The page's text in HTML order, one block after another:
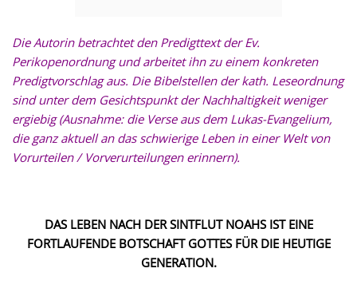
Die Autorin betrachtet den Predigttext der Ev.
Perikopenordnung und arbeitet ihn zu einem konkreten
Predigtvorschlag aus. Die Bibelstellen der kath. Leseordnung
sind unter dem Gesichtspunkt der Nachhaltigkeit weniger
ergiebig (Ausnahme: die Verse aus dem Lukas-Evangelium,
die ganz aktuell an das schwierige Leben in einer Welt von
Vorurteilen/ Vorverurteilungen erinnern).
DAS LEBEN NACH DER SINTFLUT NOAHS IST EINE
FORTLAUFENDE BOTSCHAFT GOTTES FÜR DIE HEUTIGE
GENERATION.